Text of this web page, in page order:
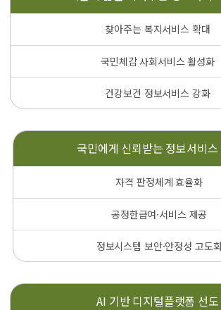
찾아주는 복지서비스 확대
국민체감 사회서비스 활성화
건강보건 정보서비스 강화
국민에게 신뢰받는 정보서비스
자격 판정체계 효율화
공정한급여·서비스 제공
정보시스템 보안·안정성 고도
AI 기반디지털플랫폼 선도